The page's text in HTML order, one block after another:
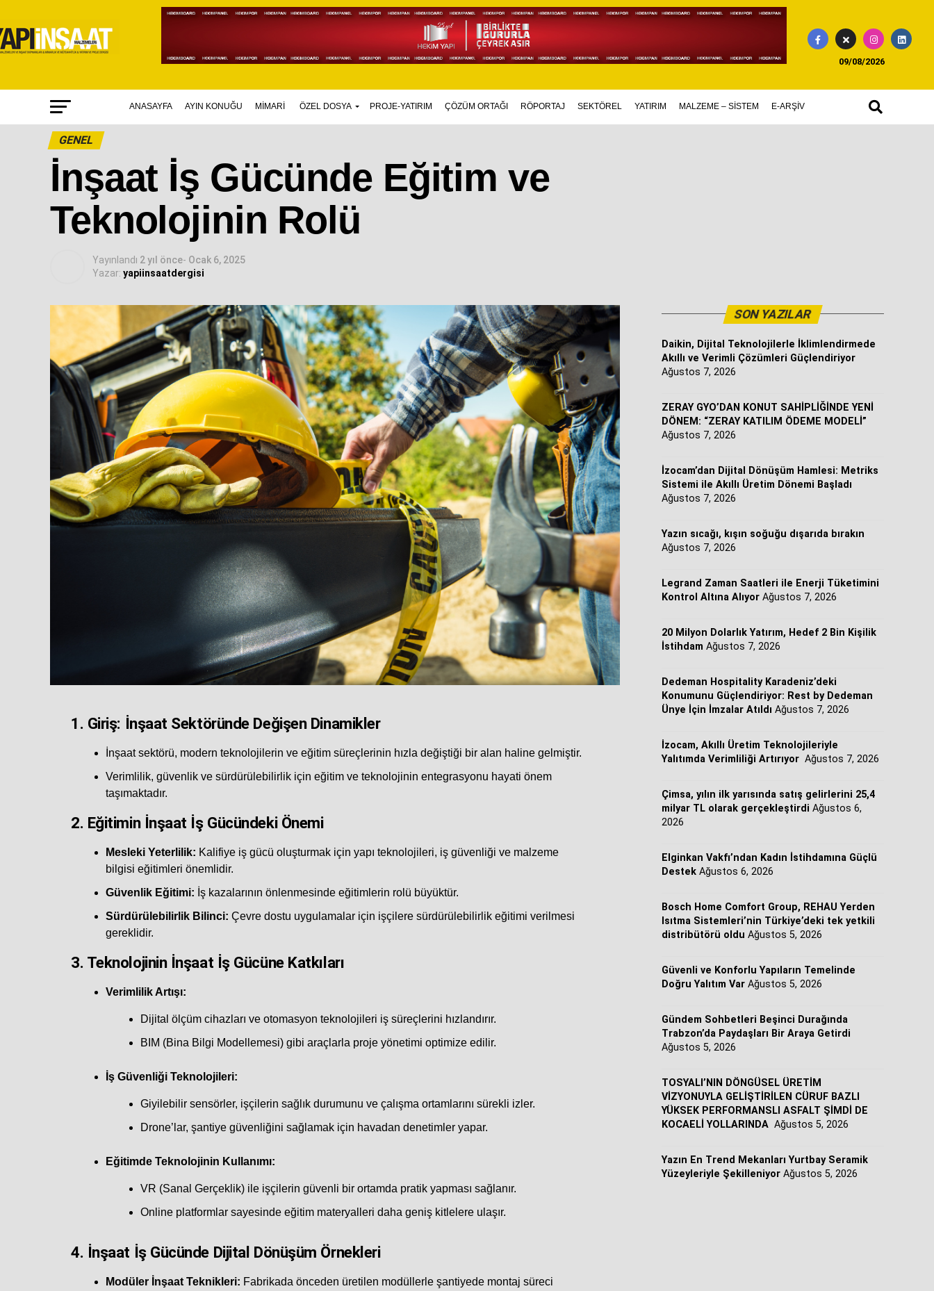
09/08/2026
ANASAYFA AYIN KONUĞU MİMARİ ÖZEL DOSYA PROJE-YATIRIM ÇÖZÜM ORTAĞI RÖPORTAJ SEKTÖREL YATIRIM MALZEME – SİSTEM E-ARŞİV
GENEL
İnşaat İş Gücünde Eğitim ve
Teknolojinin Rolü
Yayınlandı 2 yıl önce- Ocak 6, 2025
Yazar: yapiinsaatdergisi
1. Giriş: İnşaat Sektöründe Değişen Dinamikler
İnşaat sektörü, modern teknolojilerin ve eğitim süreçlerinin hızla değiştiği bir alan haline gelmiştir.
Verimlilik, güvenlik ve sürdürülebilirlik için eğitim ve teknolojinin entegrasyonu hayati önem
taşımaktadır.
2. Eğitimin İnşaat İş Gücündeki Önemi
Mesleki Yeterlilik: Kalifiye iş gücü oluşturmak için yapı teknolojileri, iş güvenliği ve malzeme
bilgisi eğitimleri önemlidir.
Güvenlik Eğitimi: İş kazalarının önlenmesinde eğitimlerin rolü büyüktür.
Sürdürülebilirlik Bilinci: Çevre dostu uygulamalar için işçilere sürdürülebilirlik eğitimi verilmesi
gereklidir.
3. Teknolojinin İnşaat İş Gücüne Katkıları
Verimlilik Artışı:
Dijital ölçüm cihazları ve otomasyon teknolojileri iş süreçlerini hızlandırır.
BIM (Bina Bilgi Modellemesi) gibi araçlarla proje yönetimi optimize edilir.
İş Güvenliği Teknolojileri:
Giyilebilir sensörler, işçilerin sağlık durumunu ve çalışma ortamlarını sürekli izler.
Drone’lar, şantiye güvenliğini sağlamak için havadan denetimler yapar.
Eğitimde Teknolojinin Kullanımı:
VR (Sanal Gerçeklik) ile işçilerin güvenli bir ortamda pratik yapması sağlanır.
Online platformlar sayesinde eğitim materyalleri daha geniş kitlelere ulaşır.
4. İnşaat İş Gücünde Dijital Dönüşüm Örnekleri
Modüler İnşaat Teknikleri: Fabrikada önceden üretilen modüllerle şantiyede montaj süreci
SON YAZILAR
Daikin, Dijital Teknolojilerle İklimlendirmede
Akıllı ve Verimli Çözümleri Güçlendiriyor
Ağustos 7, 2026
ZERAY GYO’DAN KONUT SAHİPLİĞİNDE YENİ
DÖNEM: “ZERAY KATILIM ÖDEME MODELİ”
Ağustos 7, 2026
İzocam’dan Dijital Dönüşüm Hamlesi: Metriks
Sistemi ile Akıllı Üretim Dönemi Başladı
Ağustos 7, 2026
Yazın sıcağı, kışın soğuğu dışarıda bırakın
Ağustos 7, 2026
Legrand Zaman Saatleri ile Enerji Tüketimini
Kontrol Altına Alıyor Ağustos 7, 2026
20 Milyon Dolarlık Yatırım, Hedef 2 Bin Kişilik
İstihdam Ağustos 7, 2026
Dedeman Hospitality Karadeniz’deki
Konumunu Güçlendiriyor: Rest by Dedeman
Ünye İçin İmzalar Atıldı Ağustos 7, 2026
İzocam, Akıllı Üretim Teknolojileriyle
Yalıtımda Verimliliği Artırıyor Ağustos 7, 2026
Çimsa, yılın ilk yarısında satış gelirlerini 25,4
milyar TL olarak gerçekleştirdi Ağustos 6,
2026
Elginkan Vakfı’ndan Kadın İstihdamına Güçlü
Destek Ağustos 6, 2026
Bosch Home Comfort Group, REHAU Yerden
Isıtma Sistemleri’nin Türkiye’deki tek yetkili
distribütörü oldu Ağustos 5, 2026
Güvenli ve Konforlu Yapıların Temelinde
Doğru Yalıtım Var Ağustos 5, 2026
Gündem Sohbetleri Beşinci Durağında
Trabzon’da Paydaşları Bir Araya Getirdi
Ağustos 5, 2026
TOSYALI’NIN DÖNGÜSEL ÜRETİM
VİZYONUYLA GELİŞTİRİLEN CÜRUF BAZLI
YÜKSEK PERFORMANSLI ASFALT ŞİMDİ DE
KOCAELİ YOLLARINDA Ağustos 5, 2026
Yazın En Trend Mekanları Yurtbay Seramik
Yüzeyleriyle Şekilleniyor Ağustos 5, 2026